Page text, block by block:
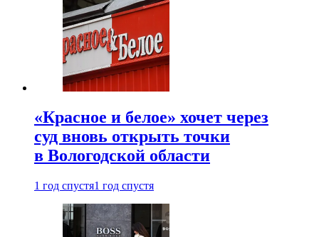
«Красное и белое» хочет через
суд вновь открыть точки
в Вологодской области
1 год спустя1 год спустя